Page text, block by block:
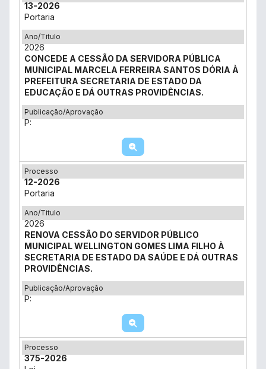
13-2026
Portaria
Ano/Titulo
2026
CONCEDE A CESSÃO DA SERVIDORA PÚBLICA
MUNICIPAL MARCELA FERREIRA SANTOS DÓRIA À
PREFEITURA SECRETARIA DE ESTADO DA
EDUCAÇÃO E DÁ OUTRAS PROVIDÊNCIAS.
Publicação/Aprovação
P:
Processo
12-2026
Portaria
Ano/Titulo
2026
RENOVA CESSÃO DO SERVIDOR PÚBLICO
MUNICIPAL WELLINGTON GOMES LIMA FILHO À
SECRETARIA DE ESTADO DA SAÚDE E DÁ OUTRAS
PROVIDÊNCIAS.
Publicação/Aprovação
P:
Processo
375-2026